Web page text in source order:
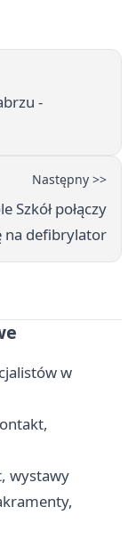
-
Następny >>
Szkół połączy
na defibrylator
w
wystawy